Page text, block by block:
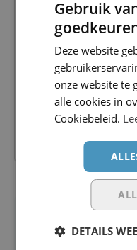
Zzp-inhuur
de echte
gaat
De cijfers zijn
2026...
Heb je een
Gebruik
Deze website
onze website te
alle cookies in
Cookiebeleid.
DETAILS